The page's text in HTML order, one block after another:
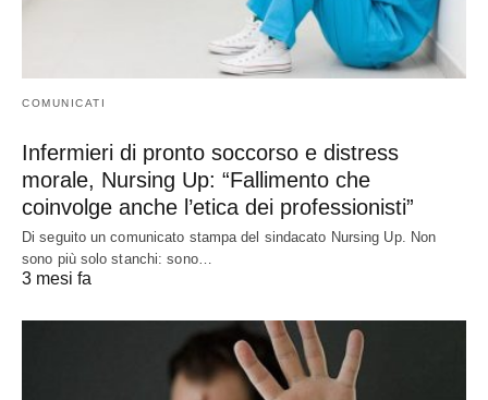
COMUNICATI
Infermieri di pronto soccorso e distress
morale, Nursing Up: “Fallimento che
coinvolge anche l’etica dei professionisti”
Di seguito un comunicato stampa del sindacato Nursing Up. Non
sono più solo stanchi: sono…
3 mesi fa